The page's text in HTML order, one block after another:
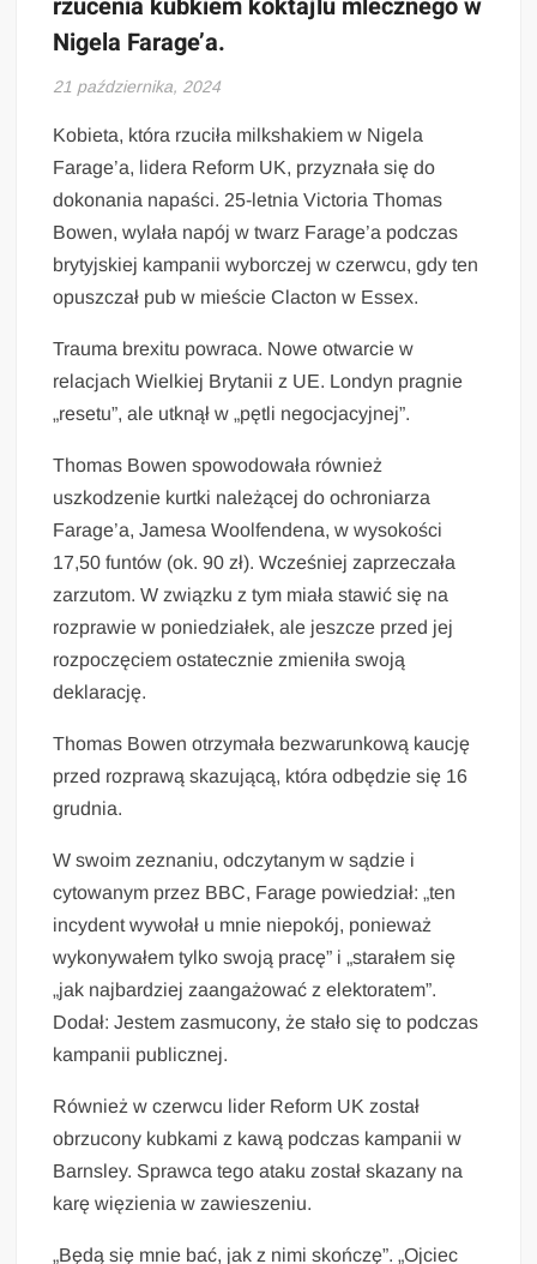
rzucenia kubkiem koktajlu mlecznego w
Nigela Farage’a.
21 października, 2024
Kobieta, która rzuciła milkshakiem w Nigela
Farage’a, lidera Reform UK, przyznała się do
dokonania napaści. 25-letnia Victoria Thomas
Bowen, wylała napój w twarz Farage’a podczas
brytyjskiej kampanii wyborczej w czerwcu, gdy ten
opuszczał pub w mieście Clacton w Essex.
Trauma brexitu powraca. Nowe otwarcie w
relacjach Wielkiej Brytanii z UE. Londyn pragnie
„resetu”, ale utknął w „pętli negocjacyjnej”.
Thomas Bowen spowodowała również
uszkodzenie kurtki należącej do ochroniarza
Farage’a, Jamesa Woolfendena, w wysokości
17,50 funtów (ok. 90 zł). Wcześniej zaprzeczała
zarzutom. W związku z tym miała stawić się na
rozprawie w poniedziałek, ale jeszcze przed jej
rozpoczęciem ostatecznie zmieniła swoją
deklarację.
Thomas Bowen otrzymała bezwarunkową kaucję
przed rozprawą skazującą, która odbędzie się 16
grudnia.
W swoim zeznaniu, odczytanym w sądzie i
cytowanym przez BBC, Farage powiedział: „ten
incydent wywołał u mnie niepokój, ponieważ
wykonywałem tylko swoją pracę” i „starałem się
„jak najbardziej zaangażować z elektoratem”.
Dodał: Jestem zasmucony, że stało się to podczas
kampanii publicznej.
Również w czerwcu lider Reform UK został
obrzucony kubkami z kawą podczas kampanii w
Barnsley. Sprawca tego ataku został skazany na
karę więzienia w zawieszeniu.
„Będą się mnie bać, jak z nimi skończę”. „Ojciec